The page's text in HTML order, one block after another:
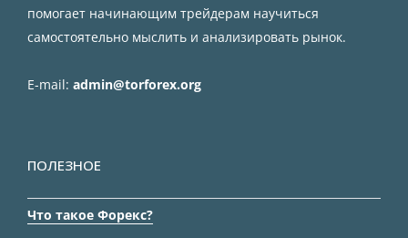
помогает начинающим трейдерам научиться
самостоятельно мыслить и анализировать рынок.
E-mail: admin@torforex.org
ПОЛЕЗНОЕ
Что такое Форекс?